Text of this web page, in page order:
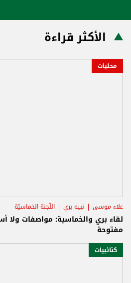
الأكثر قراءة
محليات
علاء موسى نبيه بري اللّجنة الخماسيّة
لقاء بري والخماسية: مواصفات ولا
مفتوحة
كتائبيات